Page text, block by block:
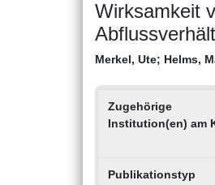
Wirksamkeit
Merkel, Ute; Helms,
Zugehörige
Institution(en) am
Publikationstyp